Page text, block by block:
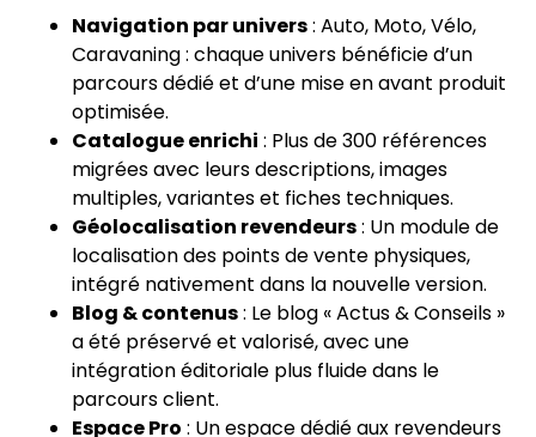
Navigation par univers: Auto, Moto, Vélo,
Caravaning : chaque univers bénéficie d’un
parcours dédié et d’une mise en avant produit
optimisée.
Catalogue enrichi : Plus de 300 références
migrées avec leurs descriptions, images
multiples, variantes et fiches techniques.
Géolocalisation revendeurs: Un module de
localisation des points de vente physiques,
intégré nativement dans la nouvelle version.
Blog & contenus: Le blog « Actus & Conseils »
a été préservé et valorisé, avec une
intégration éditoriale plus fluide dans le
parcours client.
Espace Pro : Un espace dédié aux revendeurs